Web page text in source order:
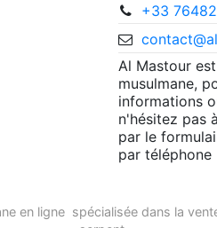
+33
Al Mastour
musulmane,
informations
n'hésitez pas
par le
par téléphone
en lignespécialisée dans la